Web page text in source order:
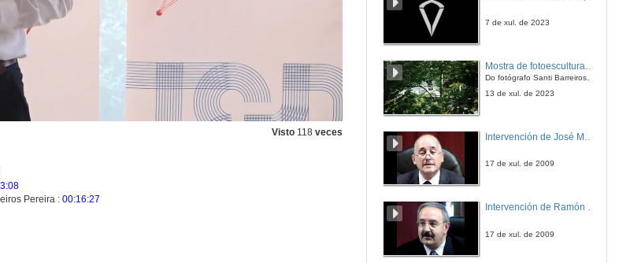
Visto 118 veces
Pereira : 00:16:27
7 de xul. de 2023
Mostra de fotoesculturas Overtraz
Do fotógrafo Santi Barreiros e o escultor Nito Contreras.
13 de xul. de 2023
17 de xul. de 2009
Intervención de Ramón Villlares
17 de xul. de 2009